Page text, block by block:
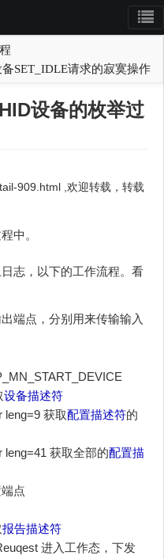
SET_IDLE请求的寂寞操作
设备的枚举过
909.html ,欢迎转载，转载
中。
志，以下的工作流程。看
端点，分别用来传输输入
设备描述符
leng=9 获取配置描述符的
leng=41 获取全部的配置描
点
报告描述符
进入工作态，下发